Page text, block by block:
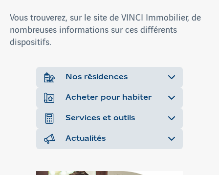
Nos résidences
Acheter pour habiter
Services et outils
Actualités
Vous trouverez, sur le site de VINCI Immobilier, de
nombreuses informations sur ces différents
dispositifs.